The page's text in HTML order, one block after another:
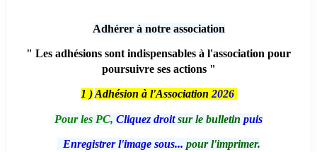
Adhérer à notre association
" Les adhésions sont indispensables à l'association pour
poursuivre ses actions "
1 )Adhésion à l'Association 2026
Pour les PC, Cliquez droitsur le bulletin puis
Enregistrer l'image sous... pour l'imprimer.